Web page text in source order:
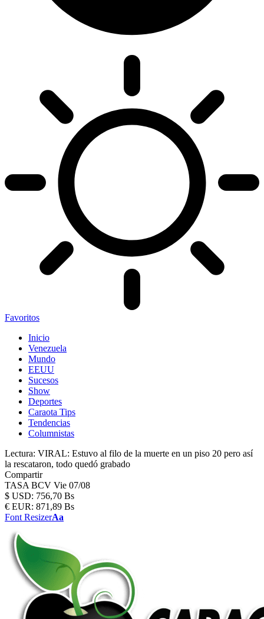
Favoritos
Inicio
Venezuela
Mundo
EEUU
Sucesos
Show
Deportes
Caraota Tips
Tendencias
Columnistas
Lectura: VIRAL: Estuvo al filo de la muerte en un piso 20 pero así
la rescataron, todo quedó grabado
Compartir
TASA BCV Vie 07/08
$ USD: 756,70 Bs
€ EUR: 871,89 Bs
Font ResizerAa